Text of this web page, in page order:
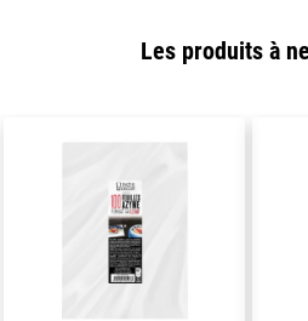
Les produits à